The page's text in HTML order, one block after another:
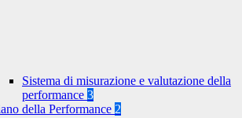
Sistema di misurazione e valutazione della
performance 3
della Performance 2